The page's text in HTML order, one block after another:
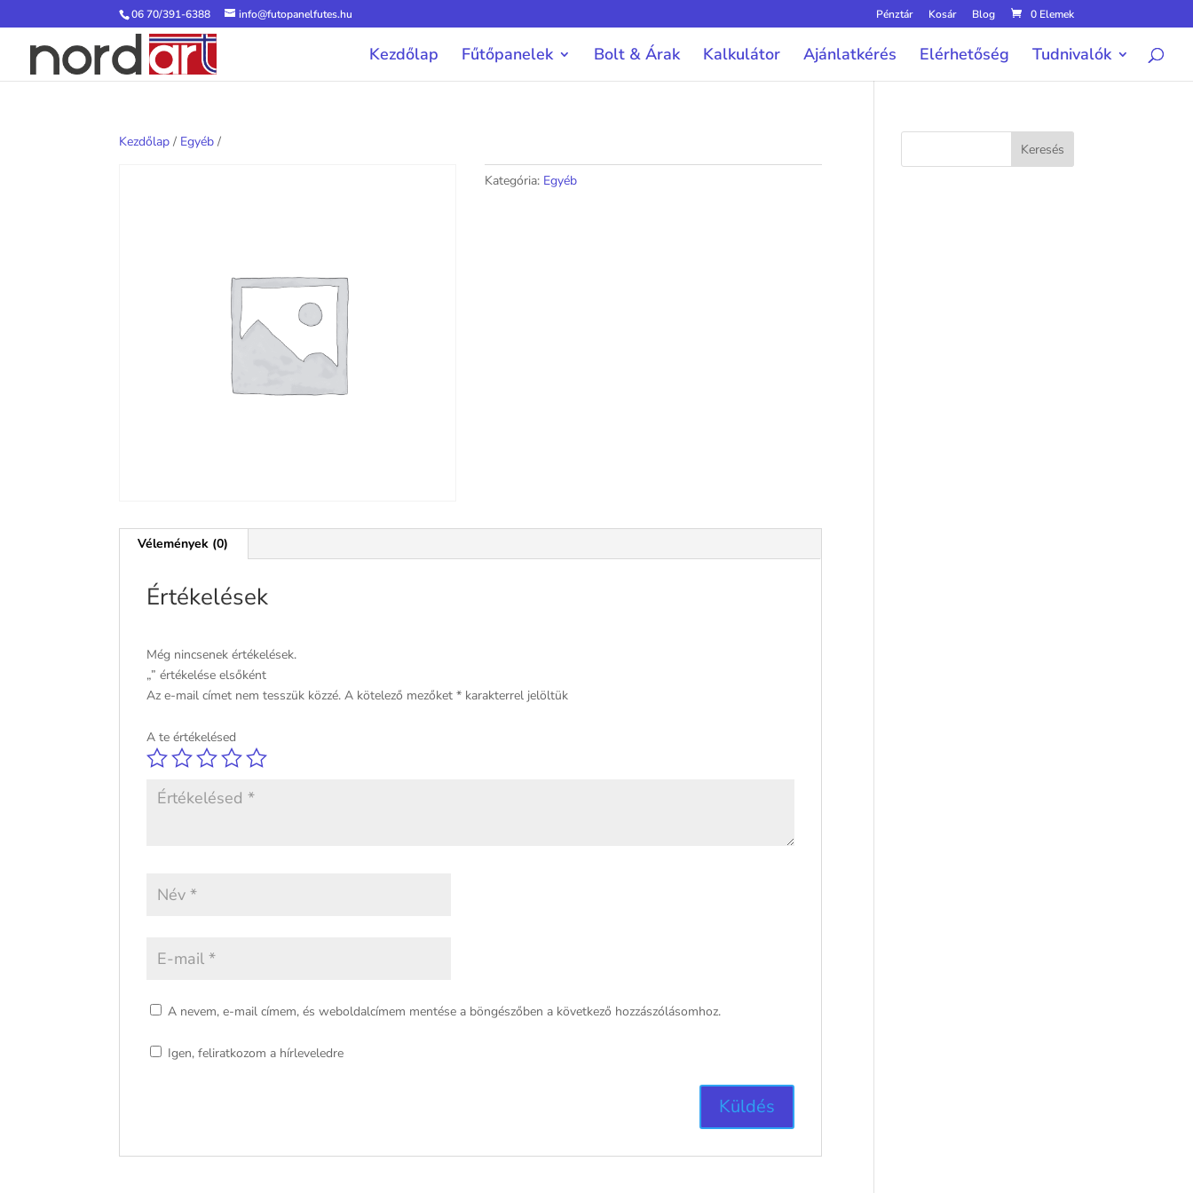
06 70/391-6388 info@futopanelfutes.hu Pénztár Kosár Blog 0 Elemek
Kezdőlap Fűtőpanelek Bolt & Árak Kalkulátor Ajánlatkérés Elérhetőség Tudnivalók
Kezdőlap / Egyéb /
Kategória: Egyéb
Vélemények (0)
Értékelések
Még nincsenek értékelések.
„” értékelése elsőként
Az e-mail címet nem tesszük közzé. A kötelező mezőket* karakterrel jelöltük
A te értékelésed
A nevem, e-mail címem, és weboldalcímem mentése a böngészőben a következő hozzászólásomhoz.
Igen, feliratkozom a hírleveledre